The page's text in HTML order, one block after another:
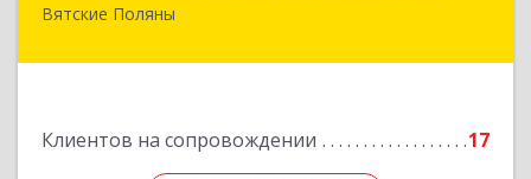
Вятские Поляны
Клиентов на сопровождении 17
612964,Кировская обл,город Вятские Поляны